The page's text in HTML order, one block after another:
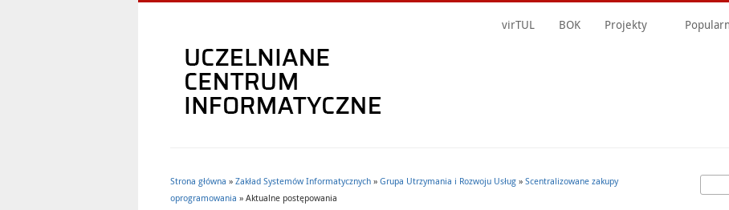
virTUL BOK Projekty
Jesteś tutaj
Strona główna » Zakład Systemów Informatycznych » Grupa Utrzymania i Rozwoju Usług » Scentralizowane zakupy
oprogramowania » Aktualne postępowania